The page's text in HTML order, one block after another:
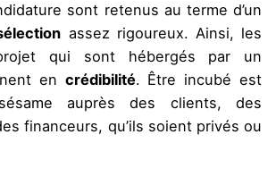
sont retenus au terme d’un
assez rigoureux. Ainsi, les
qui sont hébergés par un
en crédibilité. Être incubé est
auprès des clients, des
financeurs, qu’ils soient privés ou